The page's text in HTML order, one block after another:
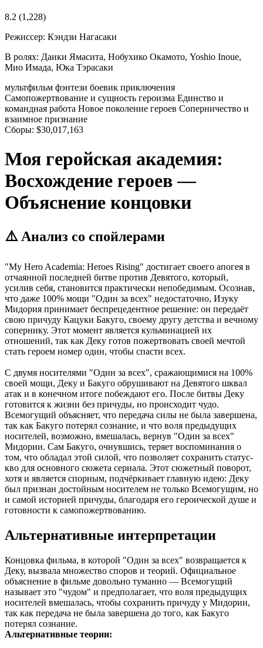
8.2 (1,228)
Режиссер: Кэндзи Нагасаки
В ролях: Даики Ямасита, Нобухико Окамото, Yoshio Inoue,
Мио Имада, Юка Тэрасаки
мультфильм фэнтези боевик приключения
Самопожертвование и сущность героизма Единство и
командная работа Новое поколение героев Соперничество и
взаимное признание
Сборы: $30,017,163
Моя геройская академия:
Восхождение героев —
Объяснение концовки
⚠️ Анализ со спойлерами
"My Hero Academia: Heroes Rising" достигает своего апогея в
отчаянной последней битве против Девятого, который,
усилив себя, становится практически непобедимым. Осознав,
что даже 100% мощи "Один за всех" недостаточно, Изуку
Мидория принимает беспрецедентное решение: он передаёт
свою причуду Кацуки Бакуго, своему другу детства и вечному
сопернику. Этот момент является кульминацией их
отношений, так как Деку готов пожертвовать своей мечтой
стать героем номер один, чтобы спасти всех.
С двумя носителями "Один за всех", сражающимися на 100%
своей мощи, Деку и Бакуго обрушивают на Девятого шквал
атак и в конечном итоге побеждают его. После битвы Деку
готовится к жизни без причуды, но происходит чудо.
Всемогущий объясняет, что передача силы не была завершена,
так как Бакуго потерял сознание, и что воля предыдущих
носителей, возможно, вмешалась, вернув "Один за всех"
Мидории. Сам Бакуго, очнувшись, теряет воспоминания о
том, что обладал этой силой, что позволяет сохранить статус-
кво для основного сюжета сериала. Этот сюжетный поворот,
хотя и является спорным, подчёркивает главную идею: Деку
был признан достойным носителем не только Всемогущим, но
и самой историей причуды, благодаря его героической душе и
готовности к самопожертвованию.
Альтернативные интерпретации
Концовка фильма, в которой "Один за всех" возвращается к
Деку, вызвала множество споров и теорий. Официальное
объяснение в фильме довольно туманно — Всемогущий
называет это "чудом" и предполагает, что воля предыдущих
носителей вмешалась, чтобы сохранить причуду у Мидории,
так как передача не была завершена до того, как Бакуго
потерял сознание.
Альтернативные теории: